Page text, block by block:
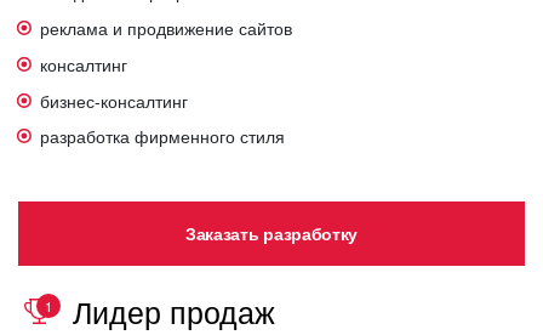
реклама и продвижение сайтов
консалтинг
бизнес-консалтинг
разработка фирменного стиля
Заказать разработку
1 Лидер продаж